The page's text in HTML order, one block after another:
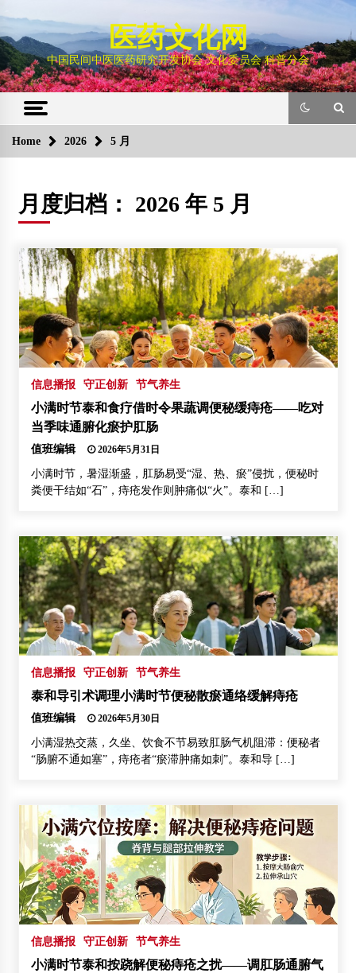
content
医药文化网
中国民间中医医药研究开发协会 文化委员会 科普分会
Home 2026 5 月
月度归档： 2026 年 5 月
信息播报 守正创新 节气养生
小满时节泰和食疗借时令果蔬调便秘缓痔疮——吃对
当季味通腑化瘀护肛肠
值班编辑 2026年5月31日
小满时节，暑湿渐盛，肛肠易受“湿、热、瘀”侵扰，便秘时
粪便干结如“石”，痔疮发作则肿痛似“火”。泰和 […]
信息播报 守正创新 节气养生
泰和导引术调理小满时节便秘散瘀通络缓解痔疮
值班编辑 2026年5月30日
小满湿热交蒸，久坐、饮食不节易致肛肠气机阻滞：便秘者
“肠腑不通如塞”，痔疮者“瘀滞肿痛如刺”。泰和导 […]
信息播报 守正创新 节气养生
小满时节泰和按跷解便秘痔疮之扰——调肛肠通腑气